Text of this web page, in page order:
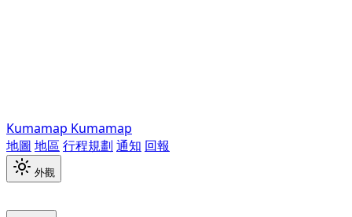
Kumamap Kumamap
地圖 地區 行程規劃 通知 回報
外觀